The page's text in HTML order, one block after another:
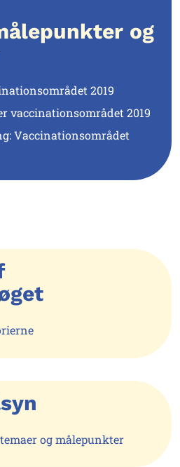
og
2019
vaccinationsområdet 2019
Vaccinationsområdet
og målepunkter